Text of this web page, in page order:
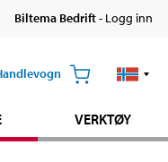
Biltema Bedrift- Logg inn
VERKTØY